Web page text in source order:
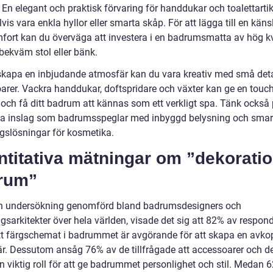
elegant och praktisk förvaring för handdukar och
vara enkla hyllor eller smarta skåp. För att lägga till en
kan du överväga att investera i en badrumsmatta av hög
stol eller bänk.
en inbjudande atmosfär kan du vara kreativ med små
Vackra handdukar, doftspridare och växter kan ge en
få ditt badrum att kännas som ett verkligt spa. Tänk också
inslag som badrumsspeglar med inbyggd belysning och
för kosmetika.
mätningar om
undersökning genomförd bland badrumsdesigners och
över hela världen, visade det sig att 82% av
färgschemat i badrummet är avgörande för att skapa en
Dessutom ansåg 76% av de tillfrågade att accessoarer och
viktig roll för att ge badrummet personlighet och stil. Medan